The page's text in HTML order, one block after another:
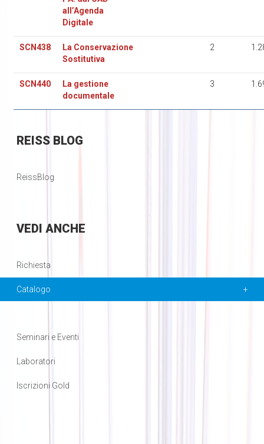
all’Agenda
Digitale
SCN438
La Conservazione
Sostitutiva
2
SCN440
La gestione
documentale
3
REISSBLOG
ReissBlog
VEDI ANCHE
Richiesta
Catalogo
Seminari e Eventi
Laboratori
Iscrizioni Gold